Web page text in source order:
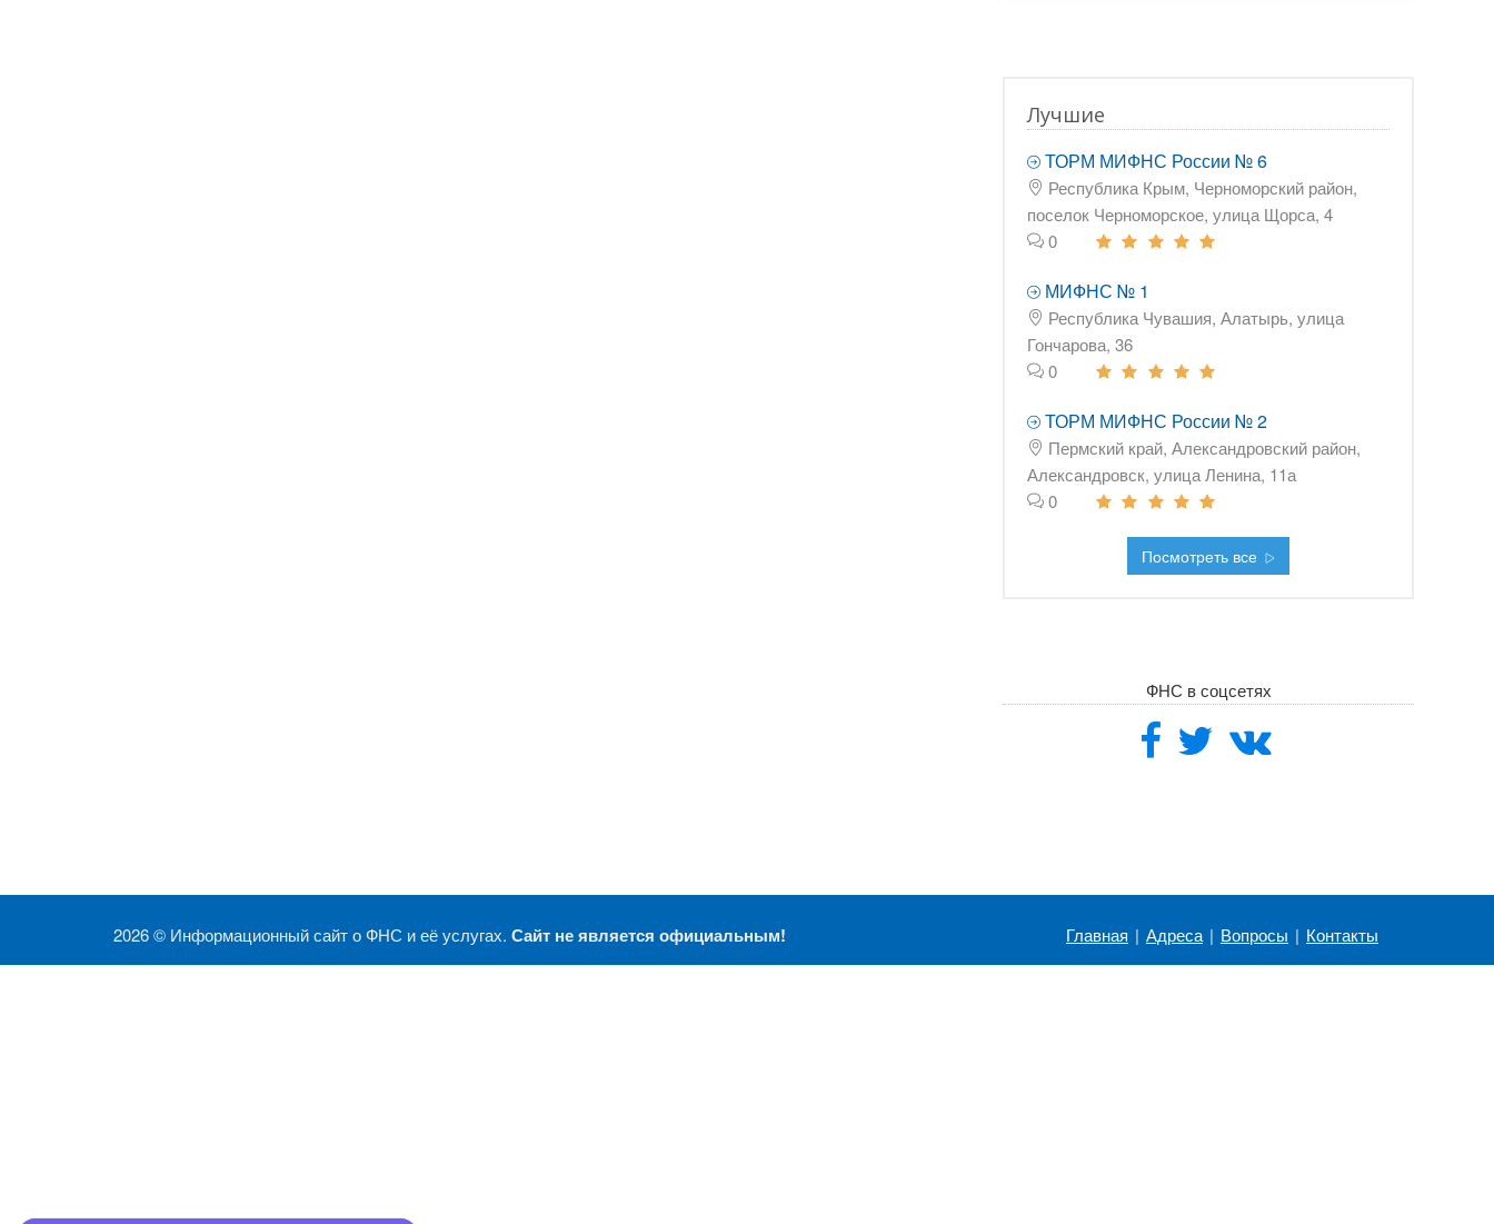
Лучшие
ТОРМ МИФНС России № 6
Республика Крым, Черноморский район,
поселок Черноморское, улица Щорса, 4
0
МИФНС № 1
Республика Чувашия, Алатырь, улица
Гончарова, 36
0
ТОРМ МИФНС России № 2
Пермский край, Александровский район,
Александровск, улица Ленина, 11а
0
Посмотреть все
ФНС в соцсетях
2026 © Информационный сайт о ФНС и её услугах. Сайт не является официальным! Главная | Адреса | Вопросы | Контакты